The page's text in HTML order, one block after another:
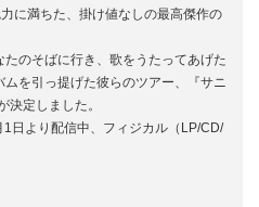
に満ちた、掛け値なしの最高傑作の
たのそばに行き、歌をうたってあげた
ムを引っ提げた彼らのツアー、『サニ
決定しました。
日より配信中、フィジカル（LP/CD/